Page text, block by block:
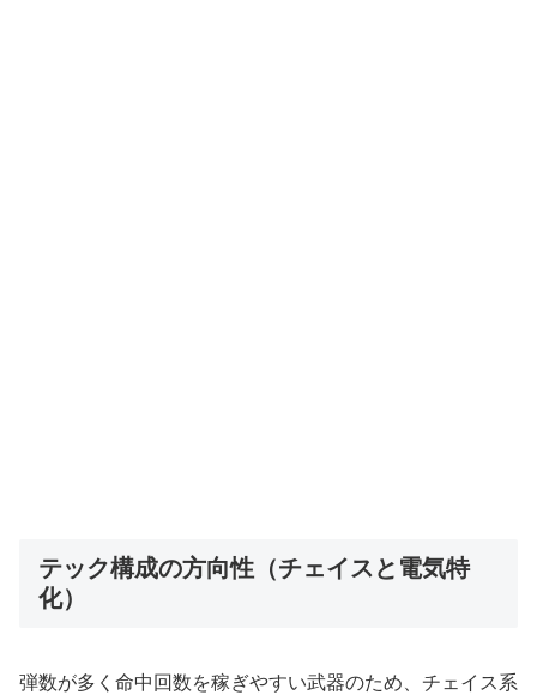
テック構成の方向性（チェイスと電気特
化）
弾数が多く命中回数を稼ぎやすい武器のため、チェイス系